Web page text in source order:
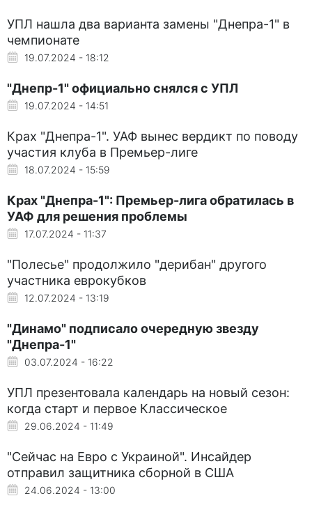
УПЛ нашла два варианта замены "Днепра-1" в
чемпионате
19.07.2024 - 18:12
"Днепр-1" официально снялся с УПЛ
19.07.2024 - 14:51
Крах "Днепра-1". УАФ вынес вердикт по поводу
участия клуба в Премьер-лиге
18.07.2024 - 15:59
Крах "Днепра-1": Премьер-лига обратилась в
УАФ для решения проблемы
17.07.2024 - 11:37
"Полесье" продолжило "дерибан" другого
участника еврокубков
12.07.2024 - 13:19
"Динамо" подписало очередную звезду
"Днепра-1"
03.07.2024 - 16:22
УПЛ презентовала календарь на новый сезон:
когда старт и первое Классическое
29.06.2024 - 11:49
"Сейчас на Евро с Украиной". Инсайдер
отправил защитника сборной в США
24.06.2024 - 13:00